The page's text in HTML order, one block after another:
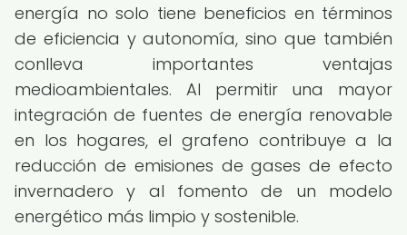
energía no solo tiene beneficios en términos
de eficiencia y autonomía, sino que también
conlleva importantes ventajas
medioambientales. Al permitir una mayor
integración de fuentes de energía renovable
en los hogares, el grafeno contribuye a la
reducción de emisiones de gases de efecto
invernadero y al fomento de un modelo
energético más limpio y sostenible.